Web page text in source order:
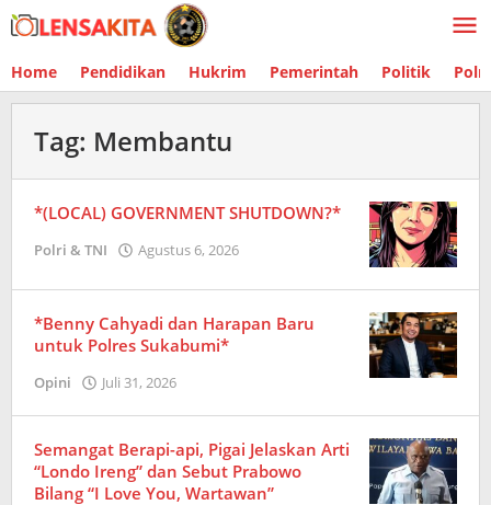
Lewati
ke
Home Pendidikan Hukrim Pemerintah Politik
Tag: Membantu
*(LOCAL) GOVERNMENT SHUTDOWN?*
Polri & TNI Agustus 6, 2026
*Benny Cahyadi dan Harapan Baru
untuk Polres Sukabumi*
Opini Juli 31, 2026
Semangat Berapi-api, Pigai Jelaskan Arti
“Londo Ireng” dan Sebut Prabowo
Bilang “I Love You, Wartawan”